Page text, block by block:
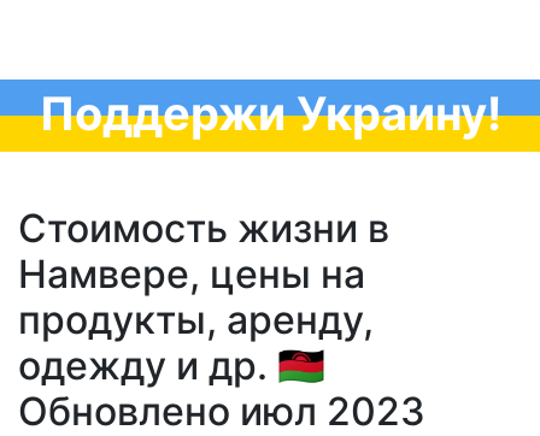
Поддержи Украину!
Стоимость жизни в
Намвере, цены на
продукты, аренду,
одежду и др. 🇲🇼
Обновлено июл 2023